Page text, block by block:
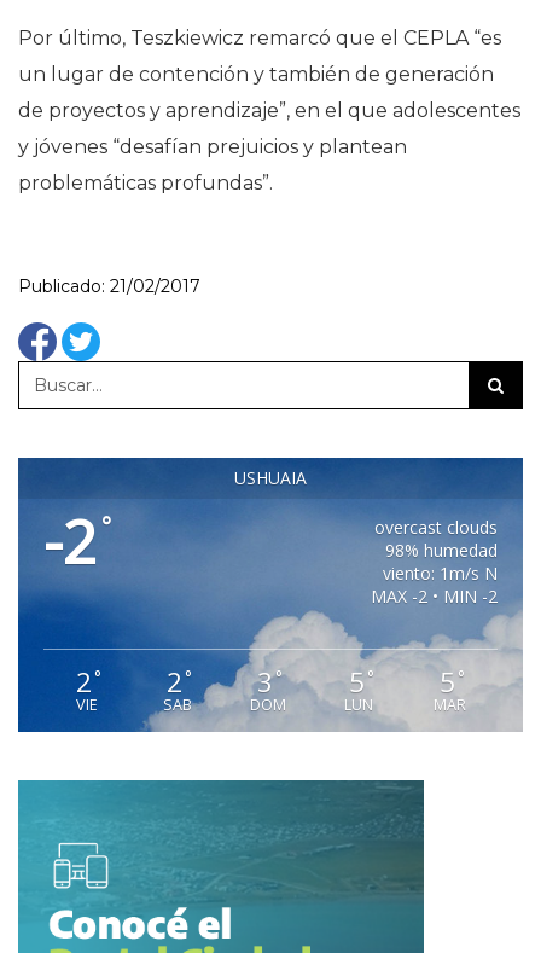
Por último, Teszkiewicz remarcó que el CEPLA “es
un lugar de contención y también de generación
de proyectos y aprendizaje”, en el que adolescentes
y jóvenes “desafían prejuicios y plantean
problemáticas profundas”.
Publicado: 21/02/2017
USHUAIA
-2 °
overcast clouds
98% humedad
viento: 1m/s N
MAX -2 • MIN -2
2°
VIE
2 °
SAB
3°
DOM
5 °
LUN
5 °
MAR